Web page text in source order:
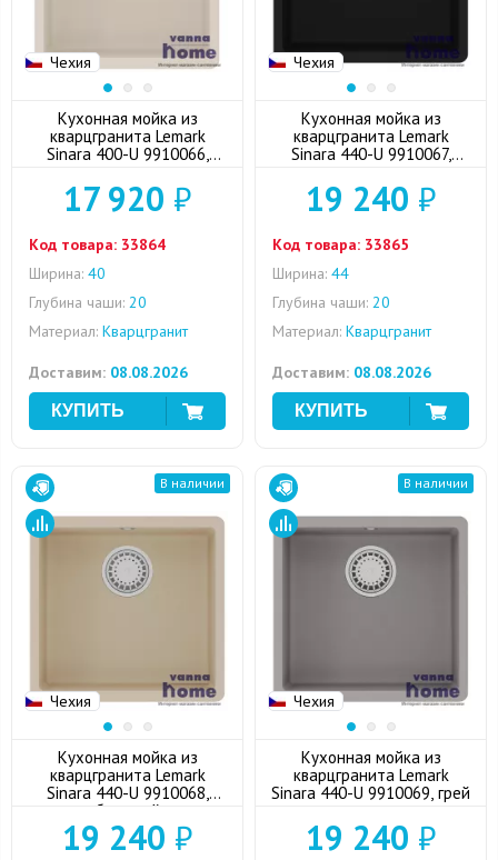
Чехия
Кухонная мойка из
кварцгранита Lemark
Sinara 400-U 9910066,
17 920 ₽
Код товара: 33864
Ширина: 40
Глубина чаши: 20
Материал: Кварцгранит
Доставим: 08.08.2026
Чехия
Кухонная мойка из
кварцгранита Lemark
Sinara 440-U 9910067,
19 240 ₽
Код товара: 33865
Ширина: 44
Глубина чаши: 20
Материал: Кварцгранит
Доставим: 08.08.2026
Чехия
В наличии
Кухонная мойка из
кварцгранита Lemark
Sinara 440-U 9910068,
бежевый
19 240 ₽
Чехия
В наличии
Кухонная мойка из
кварцгранита Lemark
Sinara 440-U 9910069, грей
19 240 ₽